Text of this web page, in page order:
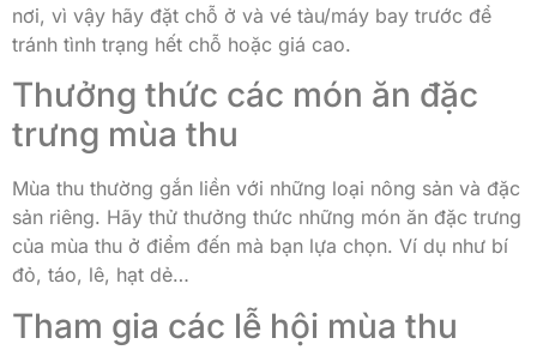
nơi, vì vậy hãy đặt chỗ ở và vé tàu/máy bay trước để
tránh tình trạng hết chỗ hoặc giá cao.
Thưởng thức các món ăn đặc
trưng mùa thu
Mùa thu thường gắn liền với những loại nông sản và đặc
sản riêng. Hãy thử thưởng thức những món ăn đặc trưng
của mùa thu ở điểm đến mà bạn lựa chọn. Ví dụ như bí
đỏ, táo, lê, hạt dẻ…
Tham gia các lễ hội mùa thu